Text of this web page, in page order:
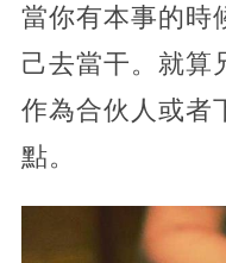
當你有本事的時
己去當干。就算
作為合伙人或者
點。